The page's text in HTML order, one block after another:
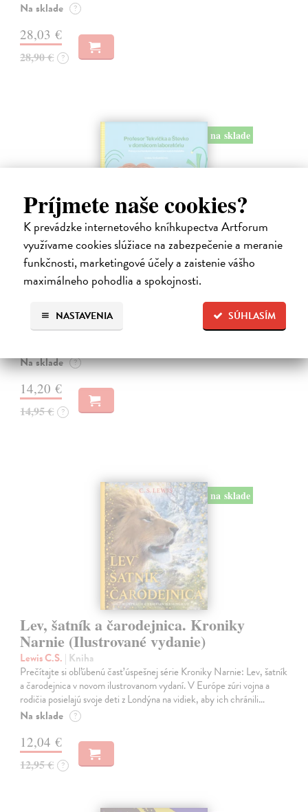
Príjmete naše cookies?
K prevádzke internetového kníhkupectva Artforum
využívame cookies slúžiace na zabezpečenie a meranie
funkčnosti, marketingové účely a zaistenie vášho
maximálneho pohodlia a spokojnosti.
SÚHLASÍM
NASTAVENIA
Na sklade ?
28,03 €
28,90 € ?
na sklade
Profesor Tekvička a Števko v domácom
laboratóriu
Vedeli ste, že si doma môžete vyrobiť soľné šperky, vlastné jogurty,
recyklovaný papier aj dúhu? Vyskúšajte so svojimi deťmi tridsať
Na sklade ?
14,20 €
14,95 € ?
na sklade
Lev, šatník a čarodejnica. Kroniky
Narnie (Ilustrované vydanie)
Lewis C.S. | Kniha
Prečítajte si obľúbenú časť úspešnej série Kroniky Narnie: Lev, šatník
a čarodejnica v novom ilustrovanom vydaní. V Európe zúri vojna a
rodičia posielajú svoje deti z Londýna na vidiek, aby ich chránili…
Na sklade ?
12,04 €
12,95 € ?